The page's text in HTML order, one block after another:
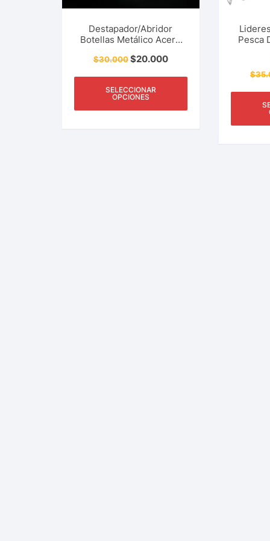
Destapador/Abridor
Botellas Metálico Acero
Forma Pez Cocina,
$30.000$20.000
SELECCIONAR
OPCIONES
Pesca
$